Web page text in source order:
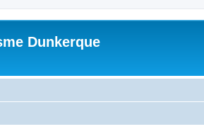
Dunkerque